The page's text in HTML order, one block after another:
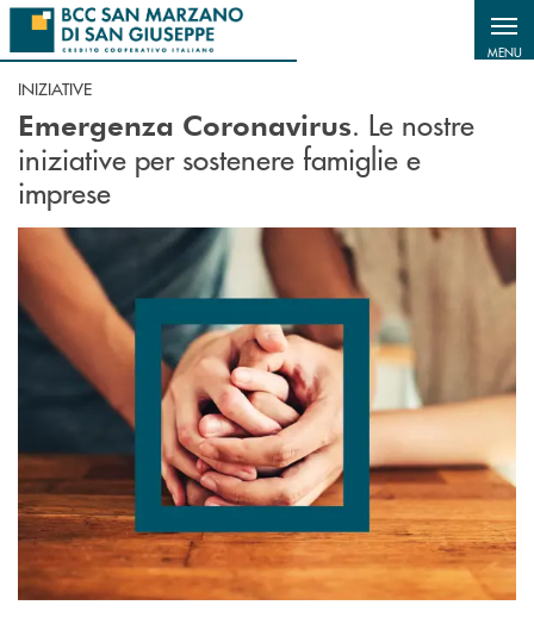
Salta al contenuto principale
MENU
INIZIATIVE
Emergenza Coronavirus. Le nostre
iniziative per sostenere famiglie e
imprese